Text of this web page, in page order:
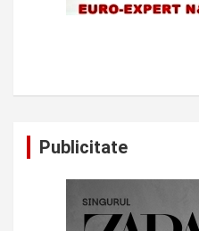
Publicitate